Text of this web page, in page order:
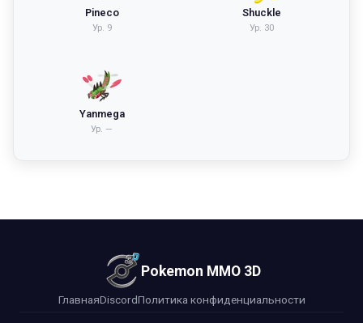
Pineco
Ур. 9
Shuckle
Ур. 30
Yanmega
Ур. —
Pokemon MMO 3D
ГлавнаяDiscordПолитика конфиденциальности